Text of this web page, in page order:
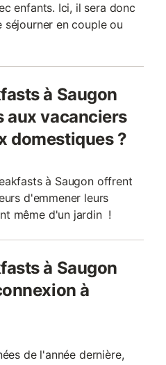
enfants. Ici, il sera donc
séjourner en couple ou
à Saugon
aux vacanciers
domestiques ?
à Saugon offrent
d'emmener leurs
même d'un jardin !
à Saugon
à
de l'année dernière,